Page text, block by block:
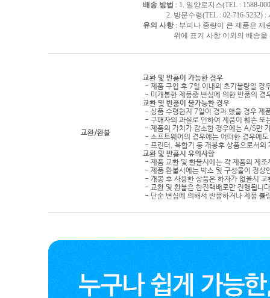
배송 방법 : 1. 일양로지스(TEL : 1588-
2. 방문수령(TEL : 02-716-5232) :
유의 사항: 부피나 중량이 큰 제품은 제
위에 표기 사항 이외의 배송을 원
교환/환불
교환 및 반품이 가능한 경우
- 제품 구입 후 7일 이내의 초기불량일 경
- 미개봉한 제품중 변심에 의한 반품의 경
교환 및 반품이 불가능한 경우
- 상품 수령한지 7일이 경과 했을 경우 제
- 구매자의 과실로 인하여 제품이 훼손 또
- 제품의 가치가 감소한 경우에는 A/S만
- 소프트웨어의 경우에는 어떠한 경우에
- 프린터, 복합기 등 개봉후 상품으로서의
교환 및 반품시 유의사항
- 제품 교환 및 환불시에는 각 제품의 제
- 제품 환불시에는 박스 및 구성물이 정상
- 개봉 후 사용한 상품은 하자가 없을시
- 교환 및 환불은 한진택배로만 진행됩니
- 단순 변심에 의해서 반품하거나 제품